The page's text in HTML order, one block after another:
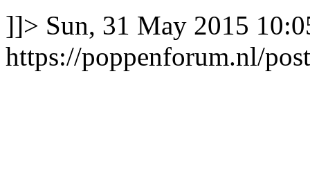
]]> Sun, 31 May 2015
https://poppenforum.nl/